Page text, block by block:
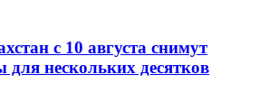
с 10 августа снимут
для нескольких десятков